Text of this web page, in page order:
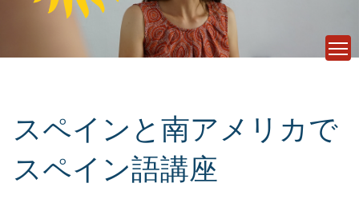
スペインと南アメリカで
スペイン語講座